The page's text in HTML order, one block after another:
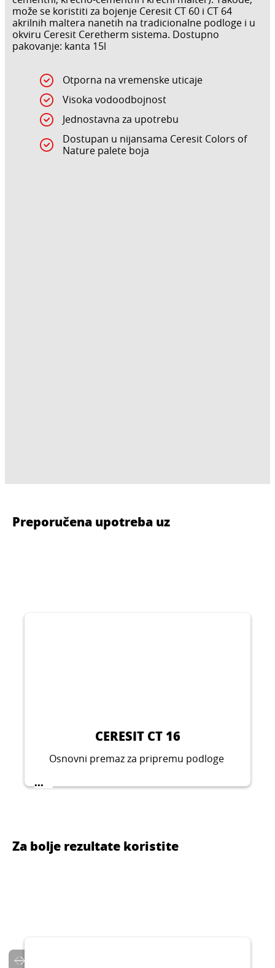
može se koristiti za bojenje Ceresit CT 60 i CT 64
akrilnih maltera nanetih na tradicionalne podloge i u
okviru Ceresit Ceretherm sistema. Dostupno
pakovanje: kanta 15l
Otporna na vremenske uticaje
Visoka vodoodbojnost
Jednostavna za upotrebu
Dostupan u nijansama Ceresit Colors of
Nature palete boja
Preporučena upotreba uz
CERESIT CT 16
Osnovni premaz za pripremu podloge
...
Za bolje rezultate koristite